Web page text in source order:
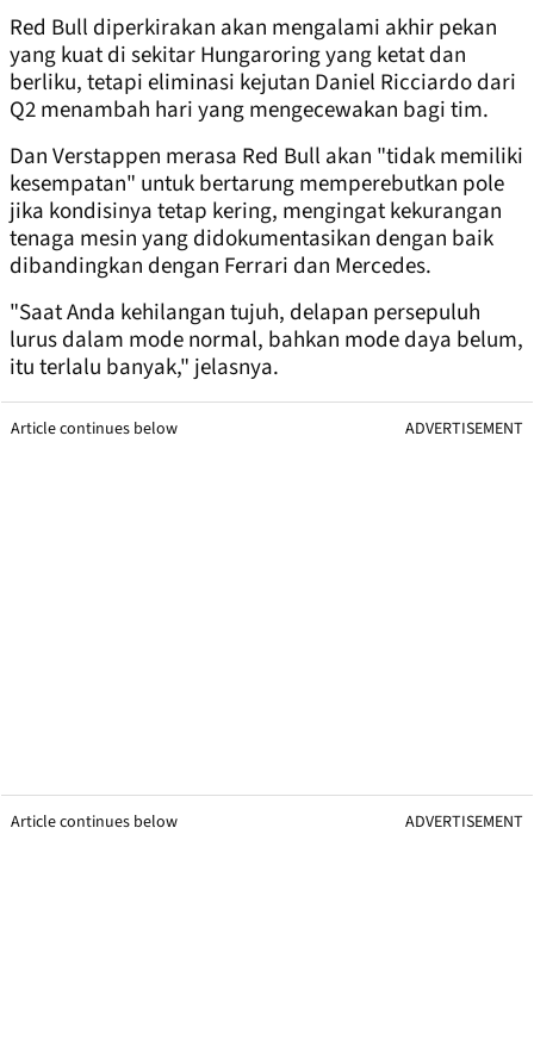
Red Bull diperkirakan akan mengalami akhir pekan
yang kuat di sekitar Hungaroring yang ketat dan
berliku, tetapi eliminasi kejutan Daniel Ricciardo dari
Q2 menambah hari yang mengecewakan bagi tim.
Dan Verstappen merasa Red Bull akan "tidak memiliki
kesempatan" untuk bertarung memperebutkan pole
jika kondisinya tetap kering, mengingat kekurangan
tenaga mesin yang didokumentasikan dengan baik
dibandingkan dengan Ferrari dan Mercedes.
"Saat Anda kehilangan tujuh, delapan persepuluh
lurus dalam mode normal, bahkan mode daya belum,
itu terlalu banyak," jelasnya.
Article continues below ADVERTISEMENT
Article continues below ADVERTISEMENT